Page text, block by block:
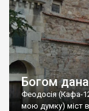
Богом
Феодосія (Кафа-
мою думку) міст